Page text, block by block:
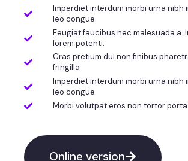
Imperdiet interdum morbi urna nibh
leo congue.
Feugiat faucibus nec malesuada a.
lorem potenti.
Cras pretium dui non finibus
fringilla
Imperdiet interdum morbi urna nibh
leo congue.
Morbi volutpat eros non tortor
Online version